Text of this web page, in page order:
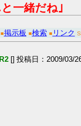
一緒だね｣
■掲示板 ■検索 ■ リンク
[] 投稿日：2009/03/